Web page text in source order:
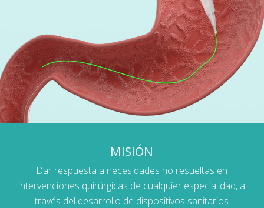
MISIÓN
Dar respuesta a necesidades no resueltas en
intervenciones quirúrgicas de cualquier especialidad, a
través del desarrollo de dispositivos sanitarios